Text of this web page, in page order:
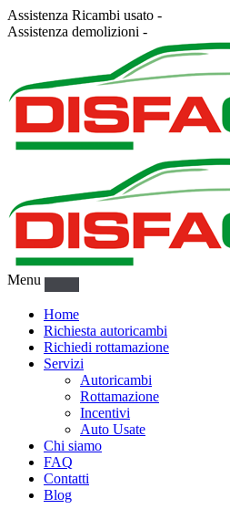
Assistenza Ricambi usato -
Assistenza demolizioni -
Menu
Home
Richiesta autoricambi
Richiedi rottamazione
Servizi
Autoricambi
Rottamazione
Incentivi
Auto Usate
Chi siamo
FAQ
Contatti
Blog